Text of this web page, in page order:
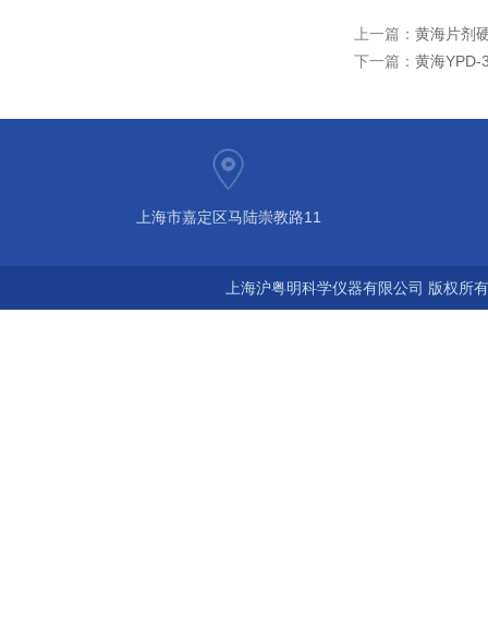
上一篇： 黄海片剂
下一篇： 黄海YPD-
上海市嘉定区马陆崇教路11
上海沪粤明科学仪器有限公司 版权所